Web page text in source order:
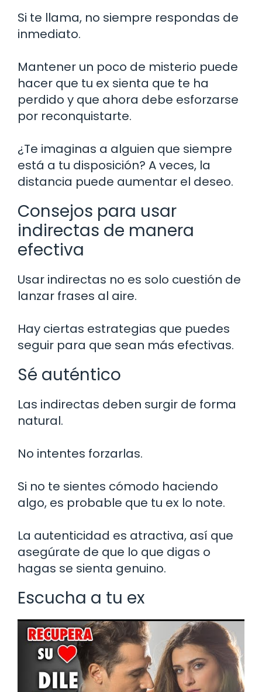
Si te llama, no siempre respondas de
inmediato.
Mantener un poco de misterio puede
hacer que tu ex sienta que te ha
perdido y que ahora debe esforzarse
por reconquistarte.
¿Te imaginas a alguien que siempre
está a tu disposición? A veces, la
distancia puede aumentar el deseo.
Consejos para usar
indirectas de manera
efectiva
Usar indirectas no es solo cuestión de
lanzar frases al aire.
Hay ciertas estrategias que puedes
seguir para que sean más efectivas.
Sé auténtico
Las indirectas deben surgir de forma
natural.
No intentes forzarlas.
Si no te sientes cómodo haciendo
algo, es probable que tu ex lo note.
La autenticidad es atractiva, así que
asegúrate de que lo que digas o
hagas se sienta genuino.
Escucha a tu ex